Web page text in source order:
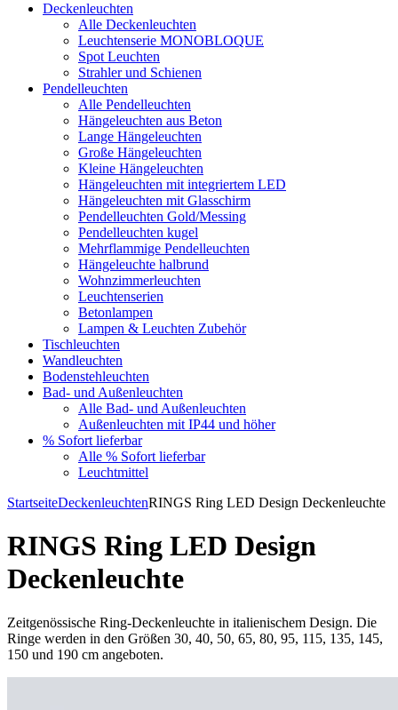
Deckenleuchten
Alle Deckenleuchten
Leuchtenserie MONOBLOQUE
Spot Leuchten
Strahler und Schienen
Pendelleuchten
Alle Pendelleuchten
Hängeleuchten aus Beton
Lange Hängeleuchten
Große Hängeleuchten
Kleine Hängeleuchten
Hängeleuchten mit integriertem LED
Hängeleuchten mit Glasschirm
Pendelleuchten Gold/Messing
Pendelleuchten kugel
Mehrflammige Pendelleuchten
Hängeleuchte halbrund
Wohnzimmerleuchten
Leuchtenserien
Betonlampen
Lampen & Leuchten Zubehör
Tischleuchten
Wandleuchten
Bodenstehleuchten
Bad- und Außenleuchten
Alle Bad- und Außenleuchten
Außenleuchten mit IP44 und höher
% Sofort lieferbar
Alle % Sofort lieferbar
Leuchtmittel
StartseiteDeckenleuchtenRINGS Ring LED Design Deckenleuchte
RINGS Ring LED Design
Deckenleuchte
Zeitgenössische Ring-Deckenleuchte in italienischem Design. Die
Ringe werden in den Größen 30, 40, 50, 65, 80, 95, 115, 135, 145,
150 und 190 cm angeboten.